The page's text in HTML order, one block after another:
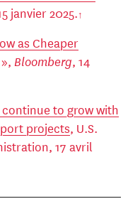
janvier 2025.
as Cheaper
», Bloomberg, 14
to grow with
projects, U.S.
17 avril